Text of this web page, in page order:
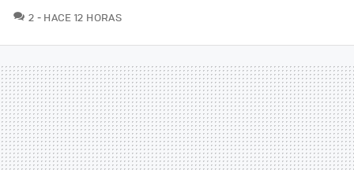
2 COMENTARIOS
HACE 12 HORAS